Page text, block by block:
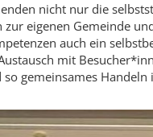
nicht nur die
eigenen Gemeinde
auch ein
mit
gemeinsames